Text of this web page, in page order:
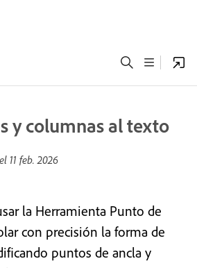
y columnas al texto
11 feb. 2026
la Herramienta Punto de
con precisión la forma de
puntos de ancla y